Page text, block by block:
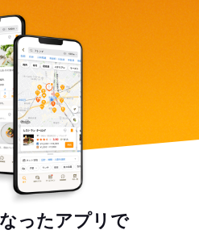
ったアプリで